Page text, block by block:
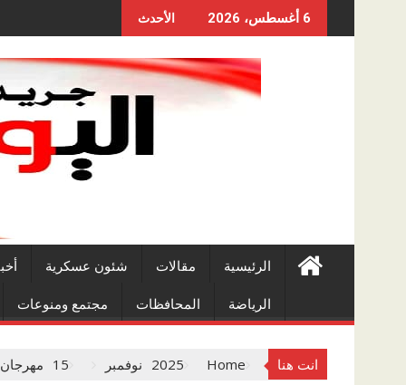
to
6 أغسطس، 2026 الأحدث
الرئيسية مقالات شئون عسكرية
الرياضة المحافظات مجتمع ومنوعات
انت هنا Home
2025 نوفمبر 15